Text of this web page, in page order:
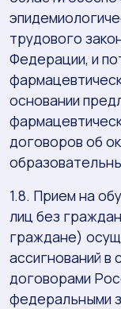
трудового
Федерации, и
основании
договоров об
1.8. Прием на
лиц без
граждане)
ассигнований
договорами
федеральными